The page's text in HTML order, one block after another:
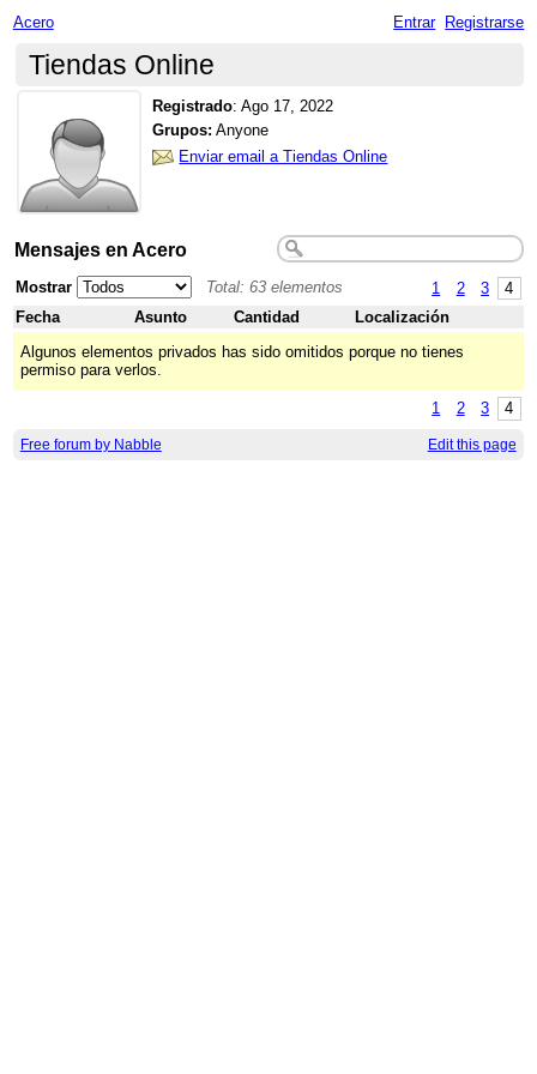
Acero Entrar Registrarse
Tiendas Online
Registrado:Ago 17, 2022
Grupos: Anyone
Enviar email a Tiendas Online
Mensajes en Acero
1 2 3 4
Mostrar
Total: 63 elementos
Fecha
Asunto Cantidad
Localización
Algunos elementos privados has sido omitidos porque no tienes
permiso para verlos.
1 2 3 4
Free forum by Nabble Edit this page